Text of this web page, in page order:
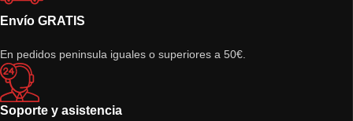
Envío GRATIS
En pedidos peninsula iguales o superiores a 50€.
Soporte y asistencia